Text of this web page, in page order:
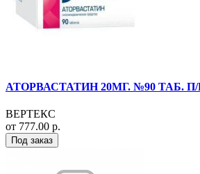
АТОРВАСТАТИН 20МГ. №90 ТАБ.
ВЕРТЕКС
от 777.00 р.
Под заказ